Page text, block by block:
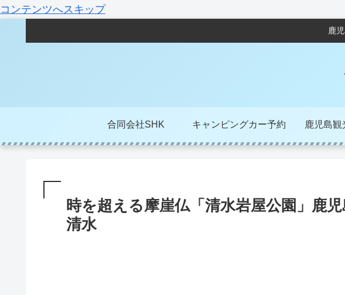
コンテンツへスキップ
鹿
合同会社SHK キャンピングカー予約 鹿児島観
時を超える摩崖仏「清水岩屋公園」鹿
清水